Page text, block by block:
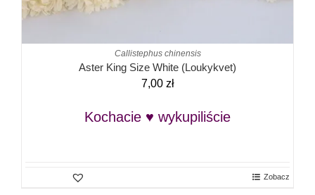
Callistephus chinensis
Aster King Size White (Loukykvet)
7,00 zł
Kochacie ♥ wykupiliście
Zobacz